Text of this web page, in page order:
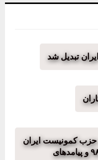
تبدیل شد
حزب کمونیست ایران
در مورد خیزش آبان ماه ۹۸ و پیامدهای